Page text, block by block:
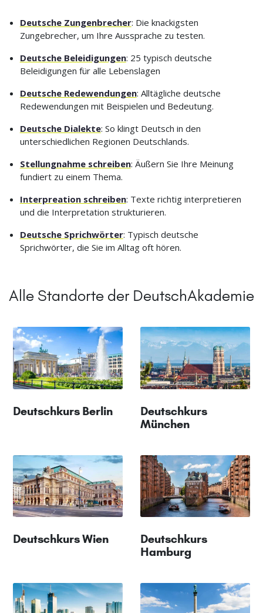
Deutsche Zungenbrecher: Die knackigsten
Zungebrecher, um Ihre Aussprache zu testen.
Deutsche Beleidigungen: 25 typisch deutsche
Beleidigungen für alle Lebenslagen
Deutsche Redewendungen: Alltägliche deutsche
Redewendungen mit Beispielen und Bedeutung.
Deutsche Dialekte: So klingt Deutsch in den
unterschiedlichen Regionen Deutschlands.
Stellungnahme schreiben: Äußern Sie Ihre Meinung
fundiert zu einem Thema.
Interpreation schreiben: Texte richtig interpretieren
und die Interpretation strukturieren.
Deutsche Sprichwörter: Typisch deutsche
Sprichwörter, die Sie im Alltag oft hören.
Alle Standorte der DeutschAkademie
Deutschkurs Berlin
Deutschkurs
München
Deutschkurs Wien
Deutschkurs
Hamburg